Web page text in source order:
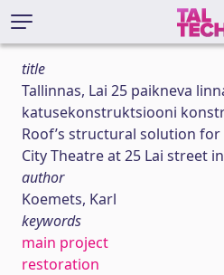
title
Tallinnas, Lai 25 paikneva
katusekonstruktsiooni
Roof’s structural solution
City Theatre at 25 Lai street
author
Koemets, Karl
keywords
main project
restoration